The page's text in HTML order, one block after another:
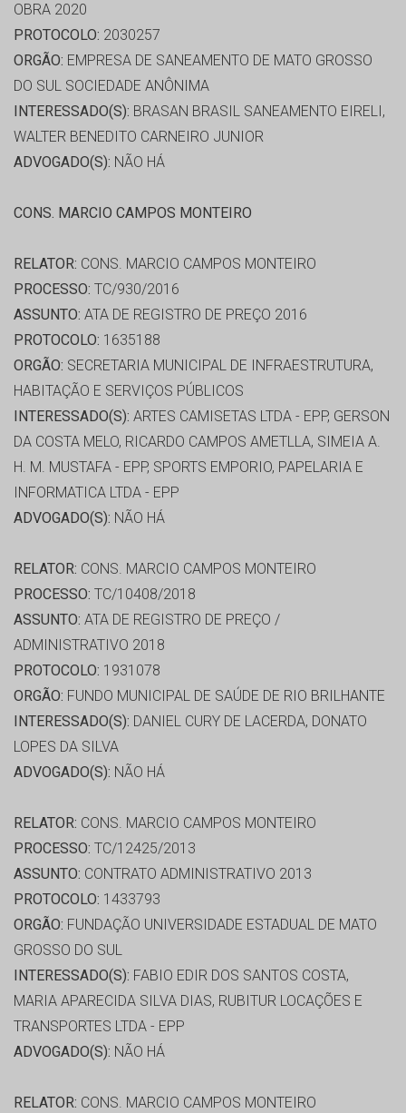
OBRA 2020
PROTOCOLO: 2030257
ORGÃO: EMPRESA DE SANEAMENTO DE MATO GROSSO
DO SUL SOCIEDADE ANÔNIMA
INTERESSADO(S): BRASAN BRASIL SANEAMENTO EIRELI,
WALTER BENEDITO CARNEIRO JUNIOR
ADVOGADO(S): NÃO HÁ
CONS. MARCIO CAMPOS MONTEIRO
RELATOR: CONS. MARCIO CAMPOS MONTEIRO
PROCESSO: TC/930/2016
ASSUNTO: ATA DE REGISTRO DE PREÇO 2016
PROTOCOLO: 1635188
ORGÃO: SECRETARIA MUNICIPAL DE INFRAESTRUTURA,
HABITAÇÃO E SERVIÇOS PÚBLICOS
INTERESSADO(S): ARTES CAMISETAS LTDA - EPP, GERSON
DA COSTA MELO, RICARDO CAMPOS AMETLLA, SIMEIA A.
H. M. MUSTAFA - EPP, SPORTS EMPORIO, PAPELARIA E
INFORMATICA LTDA - EPP
ADVOGADO(S): NÃO HÁ
RELATOR: CONS. MARCIO CAMPOS MONTEIRO
PROCESSO: TC/10408/2018
ASSUNTO: ATA DE REGISTRO DE PREÇO /
ADMINISTRATIVO 2018
PROTOCOLO: 1931078
ORGÃO: FUNDO MUNICIPAL DE SAÚDE DE RIO BRILHANTE
INTERESSADO(S): DANIEL CURY DE LACERDA, DONATO
LOPES DA SILVA
ADVOGADO(S): NÃO HÁ
RELATOR: CONS. MARCIO CAMPOS MONTEIRO
PROCESSO: TC/12425/2013
ASSUNTO: CONTRATO ADMINISTRATIVO 2013
PROTOCOLO: 1433793
ORGÃO: FUNDAÇÃO UNIVERSIDADE ESTADUAL DE MATO
GROSSO DO SUL
INTERESSADO(S): FABIO EDIR DOS SANTOS COSTA,
MARIA APARECIDA SILVA DIAS, RUBITUR LOCAÇÕES E
TRANSPORTES LTDA - EPP
ADVOGADO(S): NÃO HÁ
RELATOR: CONS. MARCIO CAMPOS MONTEIRO